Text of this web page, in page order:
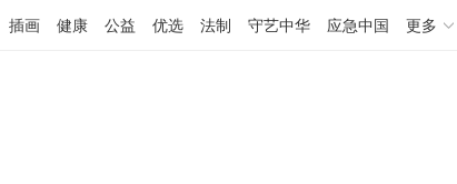
插画 健康 公益 优选 法制 守艺中华 应急中国 更多